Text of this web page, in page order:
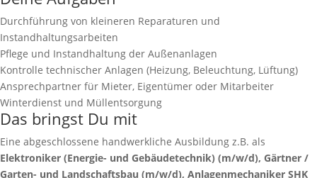
Durchführung von kleineren Reparaturen und
Instandhaltungsarbeiten
Pflege und Instandhaltung der Außenanlagen
Kontrolle technischer Anlagen (Heizung, Beleuchtung, Lüftung)
Ansprechpartner für Mieter, Eigentümer oder Mitarbeiter
Winterdienst und Müllentsorgung
Das bringst Du mit
Eine abgeschlossene handwerkliche Ausbildung z.B. als
Elektroniker (Energie- und Gebäudetechnik) (m/w/d), Gärtner /
Garten- und Landschaftsbau (m/w/d), Anlagenmechaniker SHK